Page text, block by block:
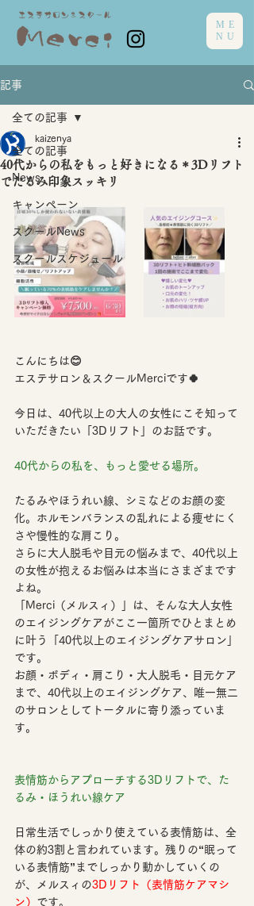
ME
NU
記事
全ての記事
News
キャンペーン
スクールNews
スクールスケジュール
全ての記事
40代からの私をもっと好きになる＊3Dリフト
でたるみ印象スッキリ
kaizenya
こんにちは😊
エステサロン＆スクールMerciです🍀
今日は、40代以上の大人の女性にこそ知って
いただきたい「3Dリフト」のお話です。
40代からの私を、もっと愛せる場所。
たるみやほうれい線、シミなどのお顔の変
化。ホルモンバランスの乱れによる痩せにく
さや慢性的な肩こり。
さらに大人脱毛や目元の悩みまで、40代以上
の女性が抱えるお悩みは本当にさまざまです
よね。
「Merci（メルスィ）」は、そんな大人女性
のエイジングケアがここ一箇所でひとまとめ
に叶う
「40代以上のエイジングケアサロン」
です。
お顔・ボディ・肩こり・大人脱毛・目元ケア
まで、 40代以上のエイジングケア、唯一無二
のサロン としてトータルに寄り添っていま
す。
表情筋からアプローチする3Dリフトで、た
るみ・ほうれい線ケア
日常生活でしっかり使えている表情筋は、全
体の約3割と言われています。残りの“眠って
いる表情筋”までしっかり動かしていくの
が、メルスィの3Dリフト（表情筋ケアマシ
ン） です。